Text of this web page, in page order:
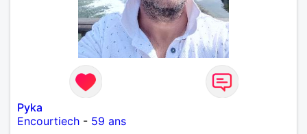
Pyka
Encourtiech - 59 ans